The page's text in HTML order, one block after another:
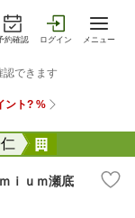
約確認 ログイン メニュー
ｉｕｍ瀬底